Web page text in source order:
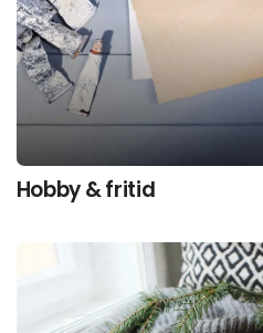
Hobby & fritid